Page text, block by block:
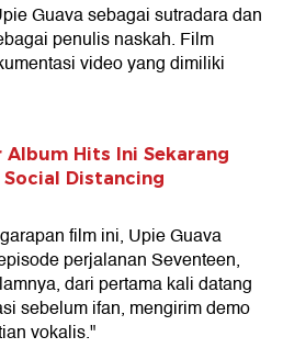
Guava sebagai sutradara dan
penulis naskah. Film
video yang dimiliki
Album Hits Ini Sekarang
Distancing
film ini, Upie Guava
perjalanan Seventeen,
dari pertama kali datang
sebelum ifan, mengirim demo
vokalis."